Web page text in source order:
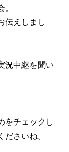
伝えしまし
況中継を聞い
をチェックし
さいね。